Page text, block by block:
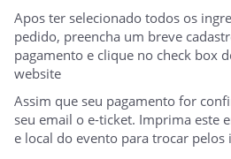
Apos ter selecionado todos os
pedido, preencha um breve
pagamento e clique no check box
website
Assim que seu pagamento for
seu email o e-ticket. Imprima este
e local do evento para trocar pelos